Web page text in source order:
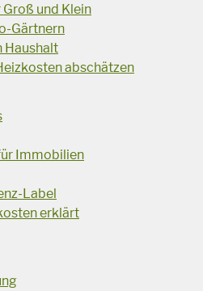
und Klein
Gärtnern
Haushalt
abschätzen
Immobilien
Label
erklärt